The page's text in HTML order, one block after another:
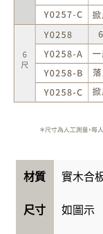
材質 實木合
尺寸 如圖示